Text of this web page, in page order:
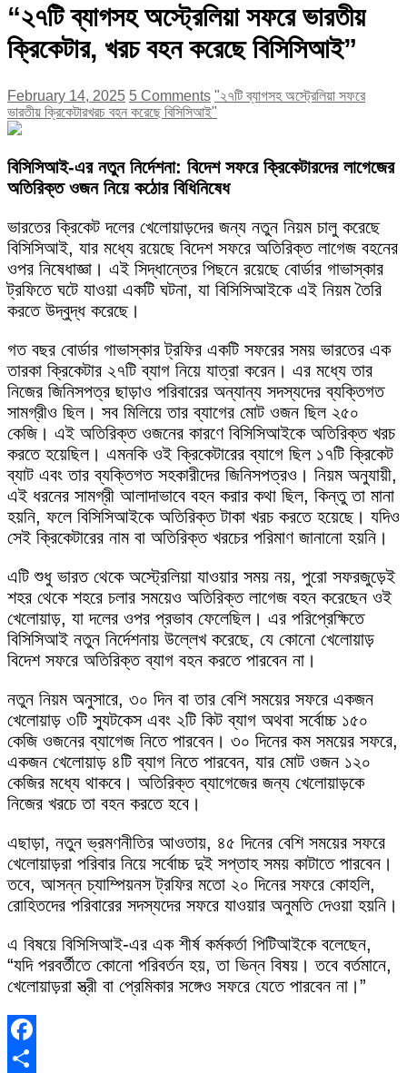
“২৭টি ব্যাগসহ অস্ট্রেলিয়া সফরে ভারতীয়
ক্রিকেটার, খরচ বহন করেছে বিসিসিআই”
February 14, 2025 5 Comments "২৭টি ব্যাগসহ অস্ট্রেলিয়া সফরে
ভারতীয় ক্রিকেটারখরচ বহন করেছে বিসিসিআই"
বিসিসিআই-এর নতুন নির্দেশনা: বিদেশ সফরে ক্রিকেটারদের লাগেজের
অতিরিক্ত ওজন নিয়ে কঠোর বিধিনিষেধ
ভারতের ক্রিকেট দলের খেলোয়াড়দের জন্য নতুন নিয়ম চালু করেছে
বিসিসিআই, যার মধ্যে রয়েছে বিদেশ সফরে অতিরিক্ত লাগেজ বহনের
ওপর নিষেধাজ্ঞা। এই সিদ্ধান্তের পিছনে রয়েছে বোর্ডার গাভাস্কার
ট্রফিতে ঘটে যাওয়া একটি ঘটনা, যা বিসিসিআইকে এই নিয়ম তৈরি
করতে উদ্বুদ্ধ করেছে।
গত বছর বোর্ডার গাভাস্কার ট্রফির একটি সফরের সময় ভারতের এক
তারকা ক্রিকেটার ২৭টি ব্যাগ নিয়ে যাত্রা করেন। এর মধ্যে তার
নিজের জিনিসপত্র ছাড়াও পরিবারের অন্যান্য সদস্যদের ব্যক্তিগত
সামগ্রীও ছিল। সব মিলিয়ে তার ব্যাগের মোট ওজন ছিল ২৫০
কেজি। এই অতিরিক্ত ওজনের কারণে বিসিসিআইকে অতিরিক্ত খরচ
করতে হয়েছিল। এমনকি ওই ক্রিকেটারের ব্যাগে ছিল ১৭টি ক্রিকেট
ব্যাট এবং তার ব্যক্তিগত সহকারীদের জিনিসপত্রও। নিয়ম অনুযায়ী,
এই ধরনের সামগ্রী আলাদাভাবে বহন করার কথা ছিল, কিন্তু তা মানা
হয়নি, ফলে বিসিসিআইকে অতিরিক্ত টাকা খরচ করতে হয়েছে। যদিও
সেই ক্রিকেটারের নাম বা অতিরিক্ত খরচের পরিমাণ জানানো হয়নি।
এটি শুধু ভারত থেকে অস্ট্রেলিয়া যাওয়ার সময় নয়, পুরো সফরজুড়েই
শহর থেকে শহরে চলার সময়েও অতিরিক্ত লাগেজ বহন করেছেন ওই
খেলোয়াড়, যা দলের ওপর প্রভাব ফেলেছিল। এর পরিপ্রেক্ষিতে
বিসিসিআই নতুন নির্দেশনায় উল্লেখ করেছে, যে কোনো খেলোয়াড়
বিদেশ সফরে অতিরিক্ত ব্যাগ বহন করতে পারবেন না।
নতুন নিয়ম অনুসারে, ৩০ দিন বা তার বেশি সময়ের সফরে একজন
খেলোয়াড় ৩টি স্যুটকেস এবং ২টি কিট ব্যাগ অথবা সর্বোচ্চ ১৫০
কেজি ওজনের ব্যাগেজ নিতে পারবেন। ৩০ দিনের কম সময়ের সফরে,
একজন খেলোয়াড় ৪টি ব্যাগ নিতে পারবেন, যার মোট ওজন ১২০
কেজির মধ্যে থাকবে। অতিরিক্ত ব্যাগেজের জন্য খেলোয়াড়কে
নিজের খরচে তা বহন করতে হবে।
এছাড়া, নতুন ভ্রমণনীতির আওতায়, ৪৫ দিনের বেশি সময়ের সফরে
খেলোয়াড়রা পরিবার নিয়ে সর্বোচ্চ দুই সপ্তাহ সময় কাটাতে পারবেন।
তবে, আসন্ন চ্যাম্পিয়নস ট্রফির মতো ২০ দিনের সফরে কোহলি,
রোহিতদের পরিবারের সদস্যদের সফরে যাওয়ার অনুমতি দেওয়া হয়নি।
এ বিষয়ে বিসিসিআই-এর এক শীর্ষ কর্মকর্তা পিটিআইকে বলেছেন,
“যদি পরবর্তীতে কোনো পরিবর্তন হয়, তা ভিন্ন বিষয়। তবে বর্তমানে,
খেলোয়াড়রা স্ত্রী বা প্রেমিকার সঙ্গেও সফরে যেতে পারবেন না।”
Facebook